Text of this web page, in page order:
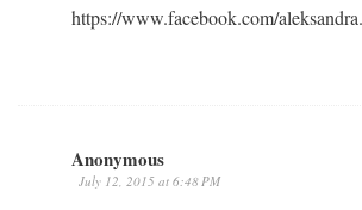
https://www.facebook.com/
Anonymous
July 12, 2015 at 6:48 PM